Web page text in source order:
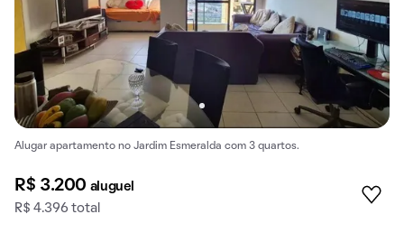
Alugar apartamento no Jardim Esmeralda com 3 quartos.
R$ 3.200 aluguel
R$ 4.396 total